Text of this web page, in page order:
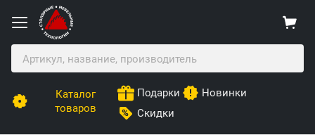
Каталог
товаров
Подарки
Новинки
Скидки